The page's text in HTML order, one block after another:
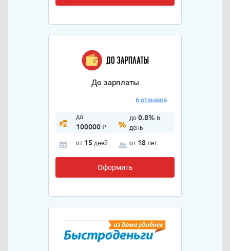
До зарплаты
6 отзывов
до
100000₽
до 0.8% в
день
от 15 дней от 18 лет
Оформить